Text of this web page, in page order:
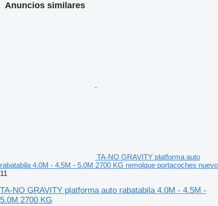
Anuncios similares
TA-NO GRAVITY platforma auto
rabatabila 4.0M - 4.5M - 5.0M 2700 KG remolque portacoches nuevo
11
TA-NO GRAVITY platforma auto rabatabila 4.0M - 4.5M -
5.0M 2700 KG